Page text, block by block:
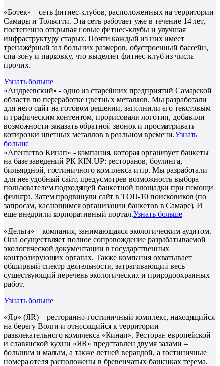
«Ботек» – сеть фитнес-клубов, расположенных на территории
Самары и Тольятти. Эта сеть работает уже в течение 14 лет,
постепенно открывая новые фитнес-клубы и улучшая
инфраструктуру старых. Почти каждый из них имеет
тренажёрный зал больших размеров, обустроенный бассейн,
спа-зону и парковку, что выделяет фитнес-клуб из числа
прочих.
Узнать больше
«Андреевский» - одно из старейших предприятий Самарской
области по переработке цветных металлов. Мы разработали
для него сайт на готовом решении, заполнили его текстовым
и графическим контентом, прорисовали логотип, добавили
возможности заказать обратной звонок и просматривать
котировки цветных металлов в реальном времени.Узнать
больше
«Агентство Кинап» - компания, которая организует банкеты
на базе заведений РК KIN.UP: ресторанов, боулинга,
бильярдной, гостиничного комплекса и пр. Мы разработали
для нее удобный сайт, предусмотрев возможность выбора
пользователем подходящей банкетной площадки при помощи
фильтра. Затем продвинули сайт в ТОП-10 поисковиков (по
запросам, касающимся организации банкетов в Самаре). И
еще внедрили корпоративный портал.Узнать больше
«Дельта» – компания, занимающаяся экологическим аудитом.
Она осуществляет полное сопровождение разрабатываемой
экологической документации в государственных
контролирующих органах. Также компания охватывает
обширный спектр деятельности, затрагивающий весь
существующий перечень экологических и природоохранных
работ.
Узнать больше
«Яр» (ЯR) – ресторанно-гостиничный комплекс, находящийся
на берегу Волги и относящийся к территории
развлекательного комплекса «Кинап». Ресторан европейской
и славянской кухни «ЯR» представлен двумя залами –
большим и малым, а также летней верандой, а гостиничные
номера отеля расположены в бревенчатых башенках терема.